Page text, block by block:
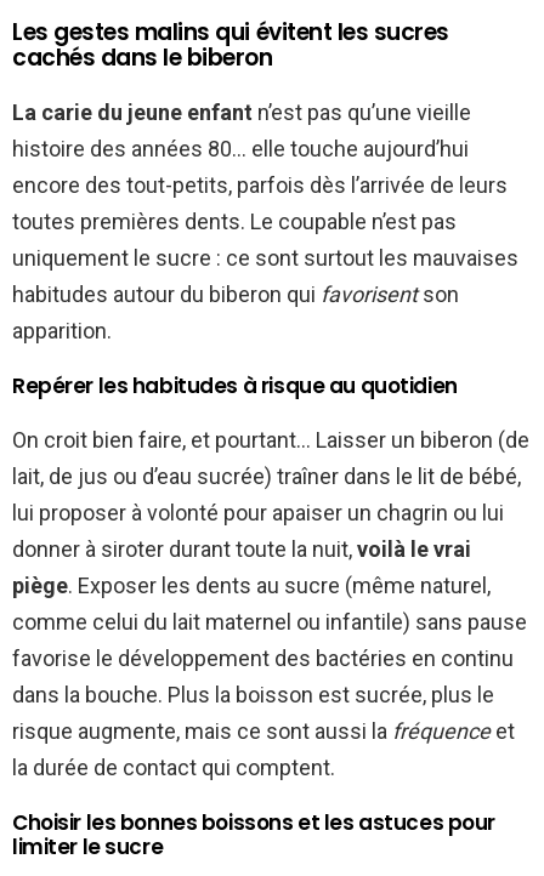
Les gestes malins qui évitent les sucres
cachés dans le biberon
La carie du jeune enfant n’est pas qu’une vieille
histoire des années 80… elle touche aujourd’hui
encore des tout-petits, parfois dès l’arrivée de leurs
toutes premières dents. Le coupable n’est pas
uniquement le sucre : ce sont surtout les mauvaises
habitudes autour du biberon qui favorisentson
apparition.
Repérer les habitudes à risque au quotidien
On croit bien faire, et pourtant… Laisser un biberon (de
lait, de jus ou d’eau sucrée) traîner dans le lit de bébé,
lui proposer à volonté pour apaiser un chagrin ou lui
donner à siroter durant toute la nuit,voilà le vrai
piège. Exposer les dents au sucre (même naturel,
comme celui du lait maternel ou infantile) sans pause
favorise le développement des bactéries en continu
dans la bouche. Plus la boisson est sucrée, plus le
risque augmente, mais ce sont aussi la fréquenceet
la durée de contact qui comptent.
Choisir les bonnes boissons et les astuces pour
limiter le sucre